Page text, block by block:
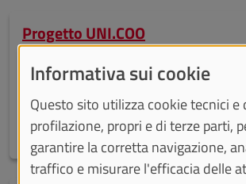
Progetto UNI.COO
di cooperazione allo sviluppo
Paesi dell’Africa, dell’America Latina e
Informativa sui cookie
Questo sito utilizza cookie tecnici e
profilazione, propri e di terze parti,
garantire la corretta navigazione,
traffico e misurare l'efficacia delle